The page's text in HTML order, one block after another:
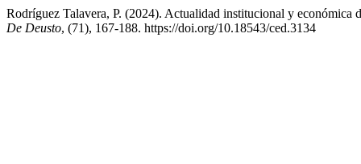
Rodríguez Talavera, P. (2024). Actualidad institucional y
De Deusto, (71), 167-188. https://doi.org/10.18543/ced.3134